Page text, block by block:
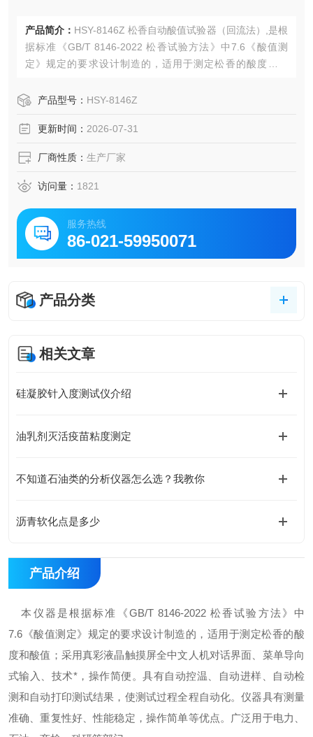
产品简介： HSY-8146Z 松香自动酸值试验器（回流法）,是根
据标准《GB/T 8146-2022 松香试验方法》中7.6《酸值测
定》规定的要求设计制造的，适用于测定松香的酸度和酸
输入、技术*，操作简便。具有自动控温、自动进样、自动检
测量准确、重复性好、性能稳定，操作简单等优点。
产品型号： HSY-8146Z
更新时间： 2026-07-31
厂商性质： 生产厂家
访问量： 1821
服务热线
86-021-59950071
产品分类
相关文章
硅凝胶针入度测试仪介绍
油乳剂灭活疫苗粘度测定
不知道石油类的分析仪器怎么选？我教你
沥青软化点是多少
产品介绍
本仪器是根据标准《GB/T 8146-2022 松香试验方法》中
7.6《酸值测定》规定的要求设计制造的，适用于测定松香的酸
度和酸值；采用真彩液晶触摸屏全中文人机对话界面、菜单导向
式输入、技术*，操作简便。具有自动控温、自动进样、自动检
测和自动打印测试结果，使测试过程全程自动化。仪器具有测量
准确、重复性好、性能稳定，操作简单等优点。广泛用于电力、